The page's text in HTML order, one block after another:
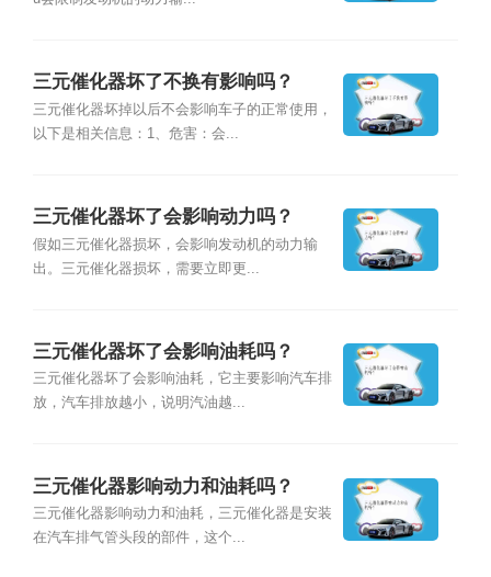
三元催化器坏了不换有影响吗？
三元催化器坏掉以后不会影响车子的正常使用，
以下是相关信息：1、危害：会...
三元催化器坏了会影响动力吗？
假如三元催化器损坏，会影响发动机的动力输
出。三元催化器损坏，需要立即更...
三元催化器坏了会影响油耗吗？
三元催化器坏了会影响油耗，它主要影响汽车排
放，汽车排放越小，说明汽油越...
三元催化器影响动力和油耗吗？
三元催化器影响动力和油耗，三元催化器是安装
在汽车排气管头段的部件，这个...